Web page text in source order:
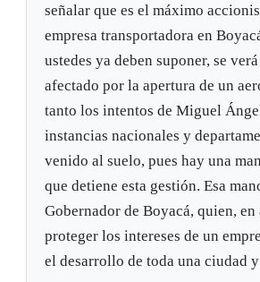
señalar que es el máximo
empresa transportadora en
ustedes ya deben suponer, se
afectado por la apertura de un
tanto los intentos de Miguel
instancias nacionales y
venido al suelo, pues hay una
que detiene esta gestión. Esa
Gobernador de Boyacá, quien, en
proteger los intereses de un
el desarrollo de toda una ciudad